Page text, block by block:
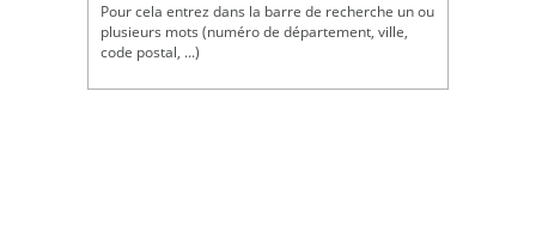
Pour cela entrez dans la barre de recherche un ou
plusieurs mots (numéro de département, ville,
code postal, ...)